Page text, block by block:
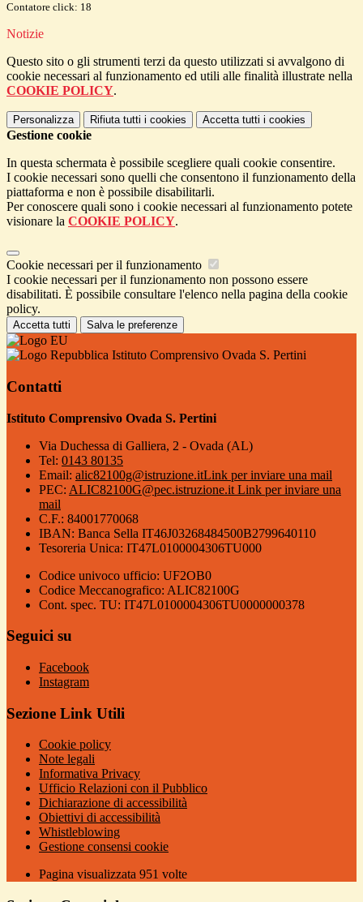
Contatore click: 18
Notizie
Questo sito o gli strumenti terzi da questo utilizzati si avvalgono di
cookie necessari al funzionamento ed utili alle finalità illustrate nella
COOKIE POLICY.
Personalizza Rifiuta tutti i cookies Accetta tutti i cookies
Gestione cookie
In questa schermata è possibile scegliere quali cookie consentire.
I cookie necessari sono quelli che consentono il funzionamento della
piattaforma e non è possibile disabilitarli.
Per conoscere quali sono i cookie necessari al funzionamento potete
visionare la COOKIE POLICY.
Cookie necessari per il funzionamento
I cookie necessari per il funzionamento non possono essere
disabilitati. È possibile consultare l'elenco nella pagina della cookie
policy.
Accetta tutti Salva le preferenze
Istituto Comprensivo Ovada S. Pertini
Contatti
Istituto Comprensivo Ovada S. Pertini
Via Duchessa di Galliera, 2 - Ovada (AL)
Tel: 0143 80135
Email: alic82100g@istruzione.itLink per inviare una mail
PEC: ALIC82100G@pec.istruzione.it Link per inviare una
mail
C.F.: 84001770068
IBAN: Banca Sella IT46J03268484500B2799640110
Tesoreria Unica: IT47L0100004306TU000
Codice univoco ufficio: UF2OB0
Codice Meccanografico: ALIC82100G
Cont. spec. TU: IT47L0100004306TU0000000378
Seguici su
Facebook
Instagram
Sezione Link Utili
Cookie policy
Note legali
Informativa Privacy
Ufficio Relazioni con il Pubblico
Dichiarazione di accessibilità
Obiettivi di accessibilità
Whistleblowing
Gestione consensi cookie
Pagina visualizzata 951 volte